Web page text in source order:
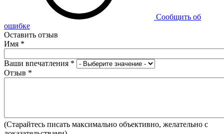
Сообщить об
ошибке
Оставить отзыв
Имя *
Ваши впечатления *
Отзыв *
(Старайтесь писать максимально объективно, желательно с